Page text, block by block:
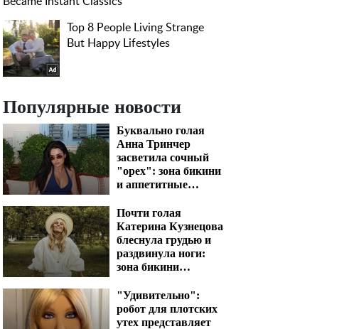
Популярные новости
Буквально голая
Анна Тринчер
засветила сочный
"орех": зона бикини
и аппетитные
наповал
Почти голая
Катерина Кузнецова
блеснула грудью и
раздвинула ноги:
зона бикини
"Удивительно":
робот для плотских
утех представляет